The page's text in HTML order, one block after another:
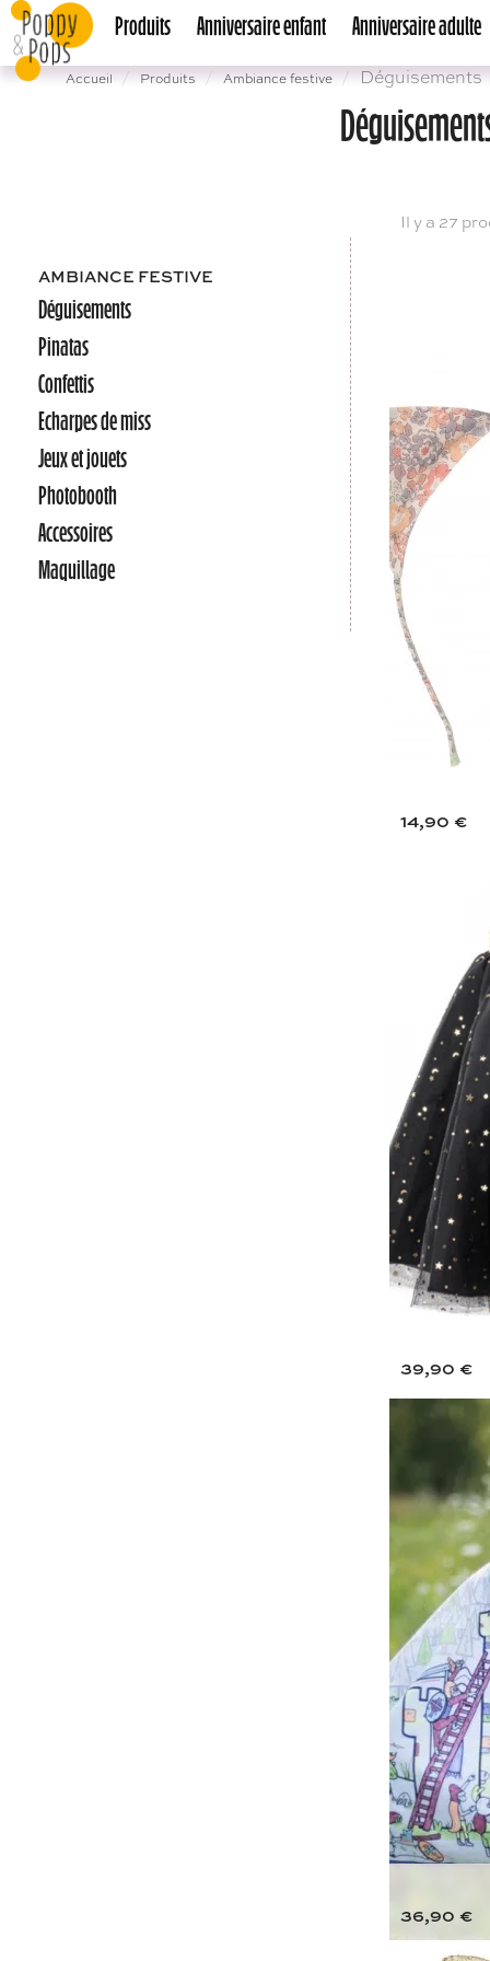
Produits Anniversaire enfant Anniversaire adulte
Accueil Produits Ambiance festive Déguisements
AMBIANCE FESTIVE
Déguisements
Pinatas
Confettis
Echarpes de miss
Jeux et jouets
Photobooth
Accessoires
Maquillage
Il y a 27
14,90 €
39,90 €
36,90 €